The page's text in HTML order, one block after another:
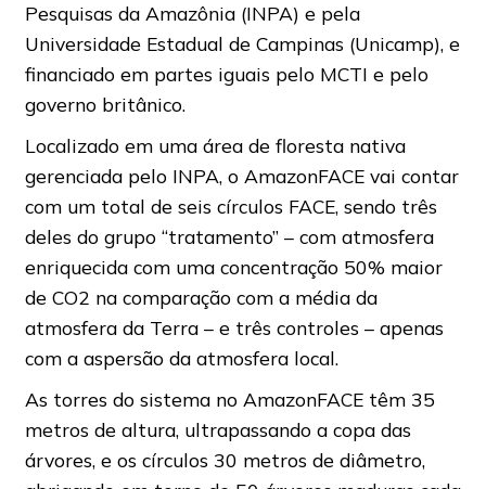
Pesquisas da Amazônia (INPA) e pela
Universidade Estadual de Campinas (Unicamp), e
financiado em partes iguais pelo MCTI e pelo
governo britânico.
Localizado em uma área de floresta nativa
gerenciada pelo INPA, o AmazonFACE vai contar
com um total de seis círculos FACE, sendo três
deles do grupo “tratamento” – com atmosfera
enriquecida com uma concentração 50% maior
de CO2 na comparação com a média da
atmosfera da Terra – e três controles – apenas
com a aspersão da atmosfera local.
As torres do sistema no AmazonFACE têm 35
metros de altura, ultrapassando a copa das
árvores, e os círculos 30 metros de diâmetro,